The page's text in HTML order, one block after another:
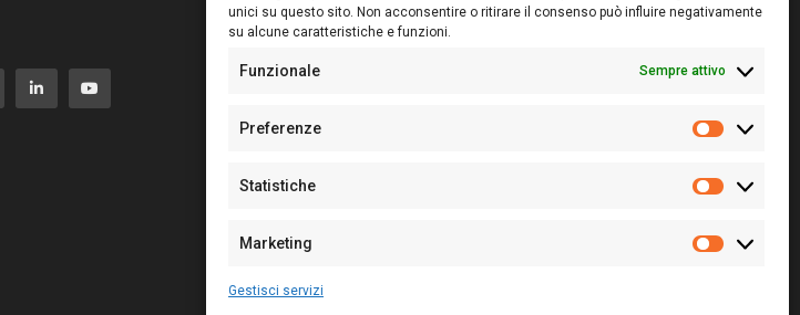
unici su questo sito. Non acconsentire o ritirare il consenso può influire negativamente
su alcune caratteristiche e funzioni.
Funzionale Sempre attivo
Preferenze
Statistiche
Statistiche
Marketing
Marketing
Gestisci servizi
Editore:Giampaolo Cirronis Ditta individuale
Sede:
N° di iscrizione al ROC:
N° 128/2020 del 10/02/2020
Per la Pubblicità: